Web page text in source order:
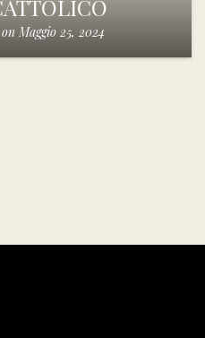
on Maggio 25, 2024